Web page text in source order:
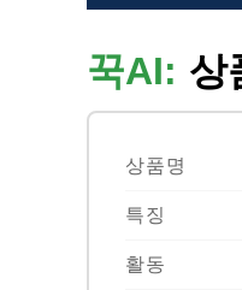
꾹AI: 상
상품명
특징
활동